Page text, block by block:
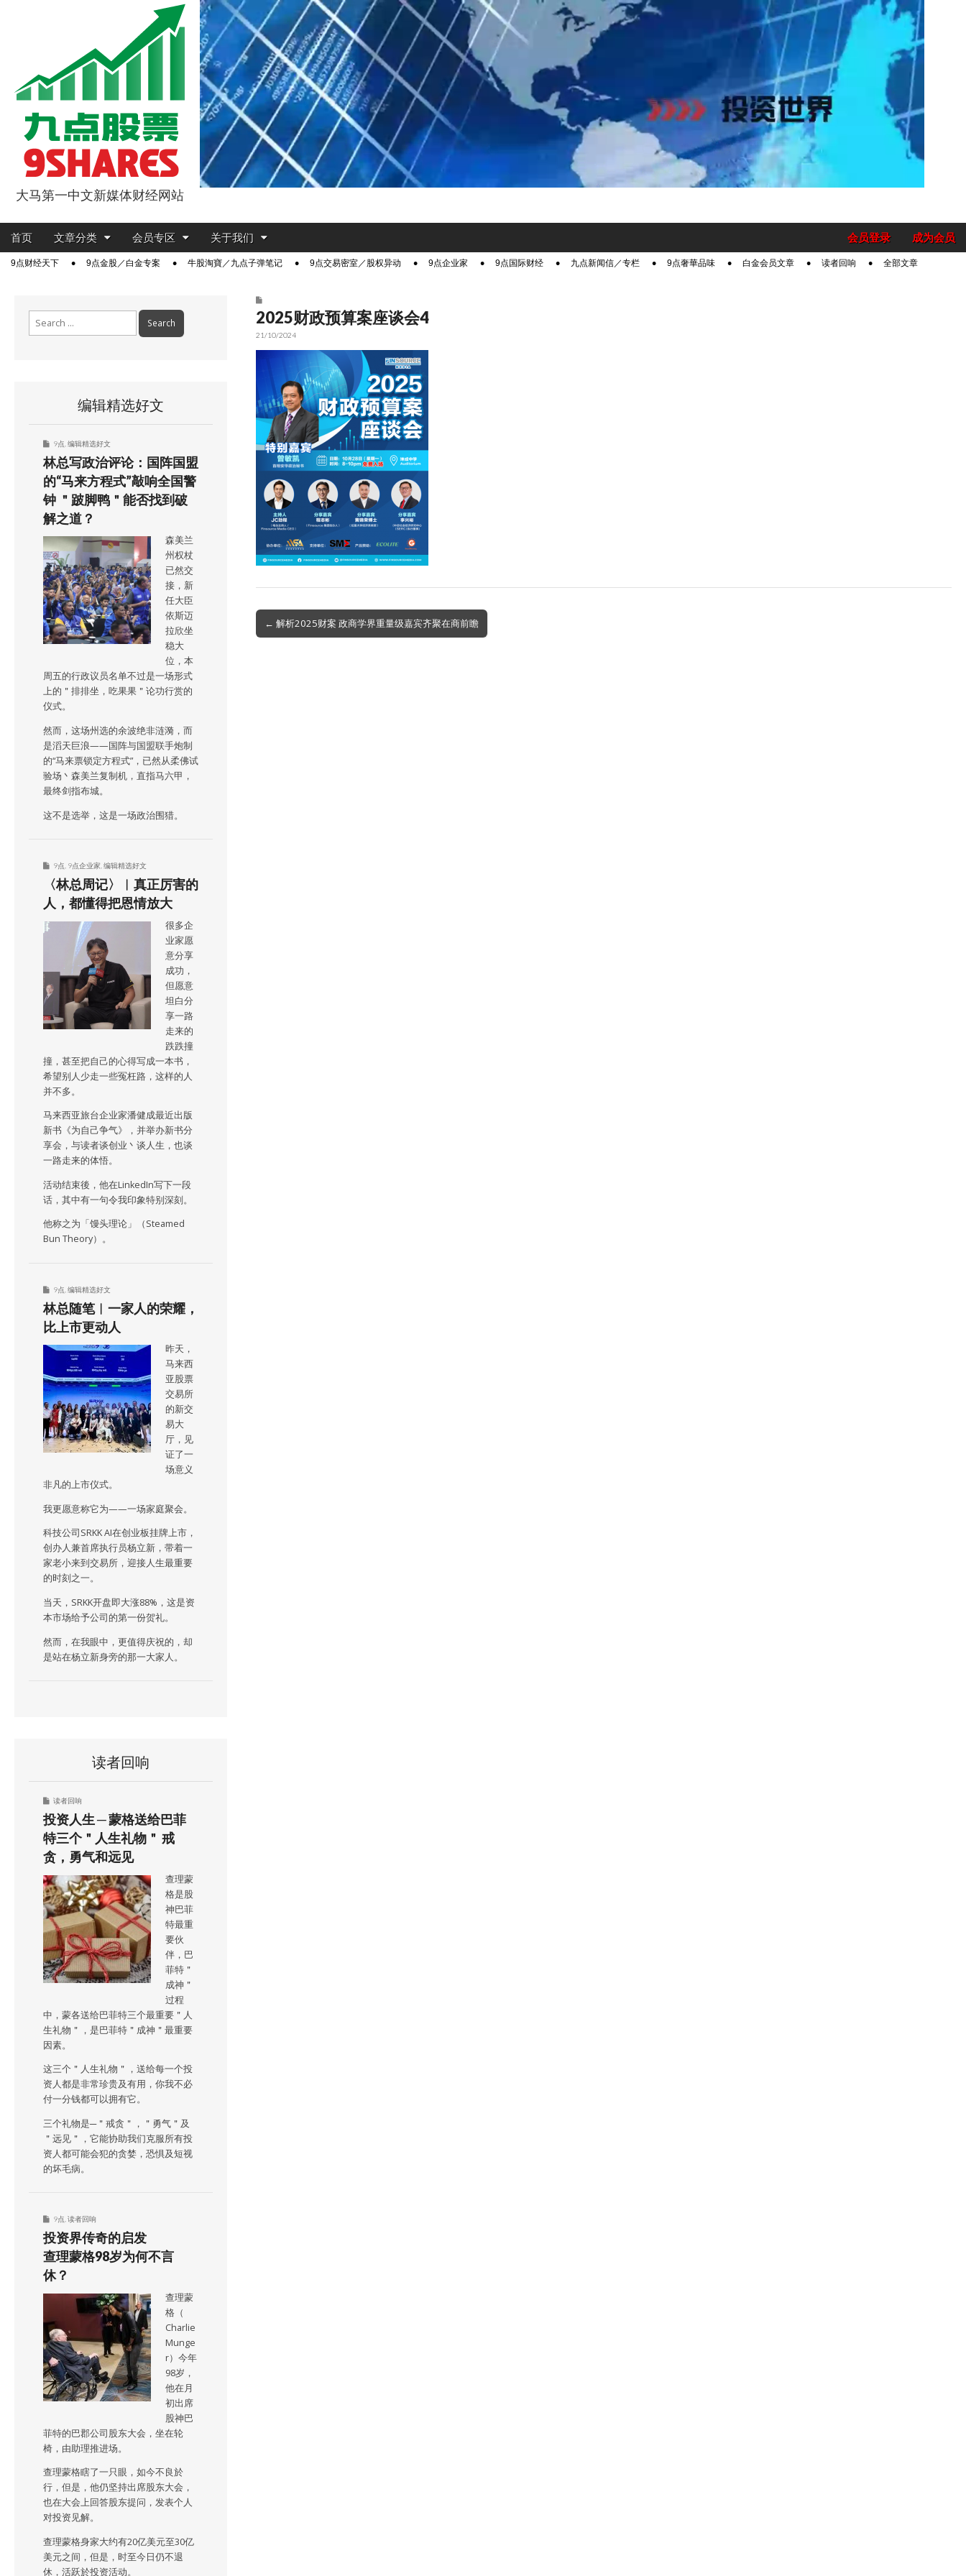
9点股票
大马第一中文新媒体财经网站
Main
Skip
content
首页 文章分类 会员专区 关于我们 成为会员
会员登录
Sub9点财经天下 9点金股／白金专案 牛股淘寶／九点子弹笔记 9点交易密室／股权异动 9点企业家 9点国际财经 九点新闻信／专栏 9点奢華品味 白金会员文章 读者回响 全部文章
2025财政预算案座谈会4
21/10/2024
Post
navigation
← 解析2025财案 政商学界重量级嘉宾齐聚在商前瞻
编辑精选好文
9点 编辑精选好文
林总写政治评论：国阵国盟
的“马来方程式”敲响全国警
钟 ＂跛脚鸭＂能否找到破
解之道？
森美兰
州权杖
已然交
接，新
任大臣
依斯迈
拉欣坐
稳大
位，本
周五的行政议员名单不过是一场形式
上的＂排排坐，吃果果＂论功行赏的
仪式。
然而，这场州选的余波绝非涟漪，而
是滔天巨浪——国阵与国盟联手炮制
的“马来票锁定方程式”，已然从柔佛试
验场丶森美兰复制机，直指马六甲，
最终剑指布城。
这不是选举，这是一场政治围猎。
9点 9点企业家 编辑精选好文
〈林总周记〉︱真正厉害的
人，都懂得把恩情放大
很多企
业家愿
意分享
成功，
但愿意
坦白分
享一路
走来的
跌跌撞
撞，甚至把自己的心得写成一本书，
希望别人少走一些冤枉路，这样的人
并不多。
马来西亚旅台企业家潘健成最近出版
新书《为自己争气》，并举办新书分
享会，与读者谈创业丶谈人生，也谈
一路走来的体悟。
活动结束後，他在LinkedIn写下一段
话，其中有一句令我印象特别深刻。
他称之为「馒头理论」（Steamed
Bun Theory）。
9点 编辑精选好文
林总随笔︱一家人的荣耀，
比上市更动人
昨天，
马来西
亚股票
交易所
的新交
易大
厅，见
证了一
场意义
非凡的上市仪式。
我更愿意称它为——一场家庭聚会。
科技公司SRKK AI在创业板挂牌上市，
创办人兼首席执行员杨立新，带着一
家老小来到交易所，迎接人生最重要
的时刻之一。
当天，SRKK开盘即大涨88%，这是资
本市场给予公司的第一份贺礼。
然而，在我眼中，更值得庆祝的，却
是站在杨立新身旁的那一大家人。
读者回响
读者回响
投资人生 ─ 蒙格送给巴菲
特三个＂人生礼物＂ 戒
贪，勇气和远见
查理蒙
格是股
神巴菲
特最重
要伙
伴，巴
菲特＂
成神＂
过程
中，蒙各送给巴菲特三个最重要＂人
生礼物＂，是巴菲特＂成神＂最重要
因素。
这三个＂人生礼物＂，送给每一个投
资人都是非常珍贵及有用，你我不必
付一分钱都可以拥有它。
三个礼物是─＂戒贪＂，＂勇气＂及
＂远见＂，它能协助我们克服所有投
资人都可能会犯的贪婪，恐惧及短视
的坏毛病。
9点 读者回响
投资界传奇的启发
查理蒙格98岁为何不言
休？
查理蒙
格（
Charlie
Munge
r）今年
98岁，
他在月
初出席
股神巴
菲特的巴郡公司股东大会，坐在轮
椅，由助理推进场。
查理蒙格瞎了一只眼，如今不良於
行，但是，他仍坚持出席股东大会，
也在大会上回答股东提问，发表个人
对投资见解。
查理蒙格身家大约有20亿美元至30亿
美元之间，但是，时至今日仍不退
休，活跃於投资活动。